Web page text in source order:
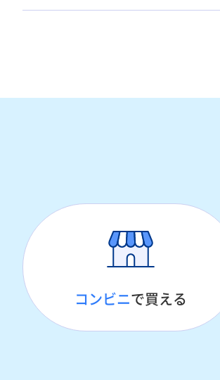
コンビニで買える